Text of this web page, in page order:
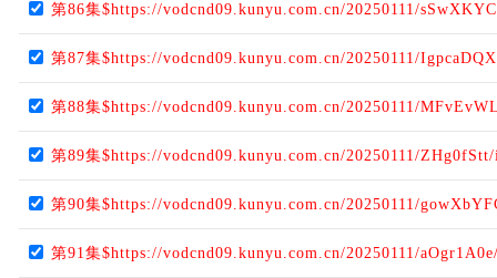
第86集$https://vodcnd09.kunyu.com.cn/20250111/
第87集$https://vodcnd09.kunyu.com.cn/20250111/
第88集$https://vodcnd09.kunyu.com.cn/20250111/
第89集$https://vodcnd09.kunyu.com.cn/20250111/
第90集$https://vodcnd09.kunyu.com.cn/20250111/
第91集$https://vodcnd09.kunyu.com.cn/20250111/